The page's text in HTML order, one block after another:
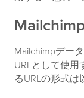
Mailchimpデー
URLとして使用
るURLの形式は